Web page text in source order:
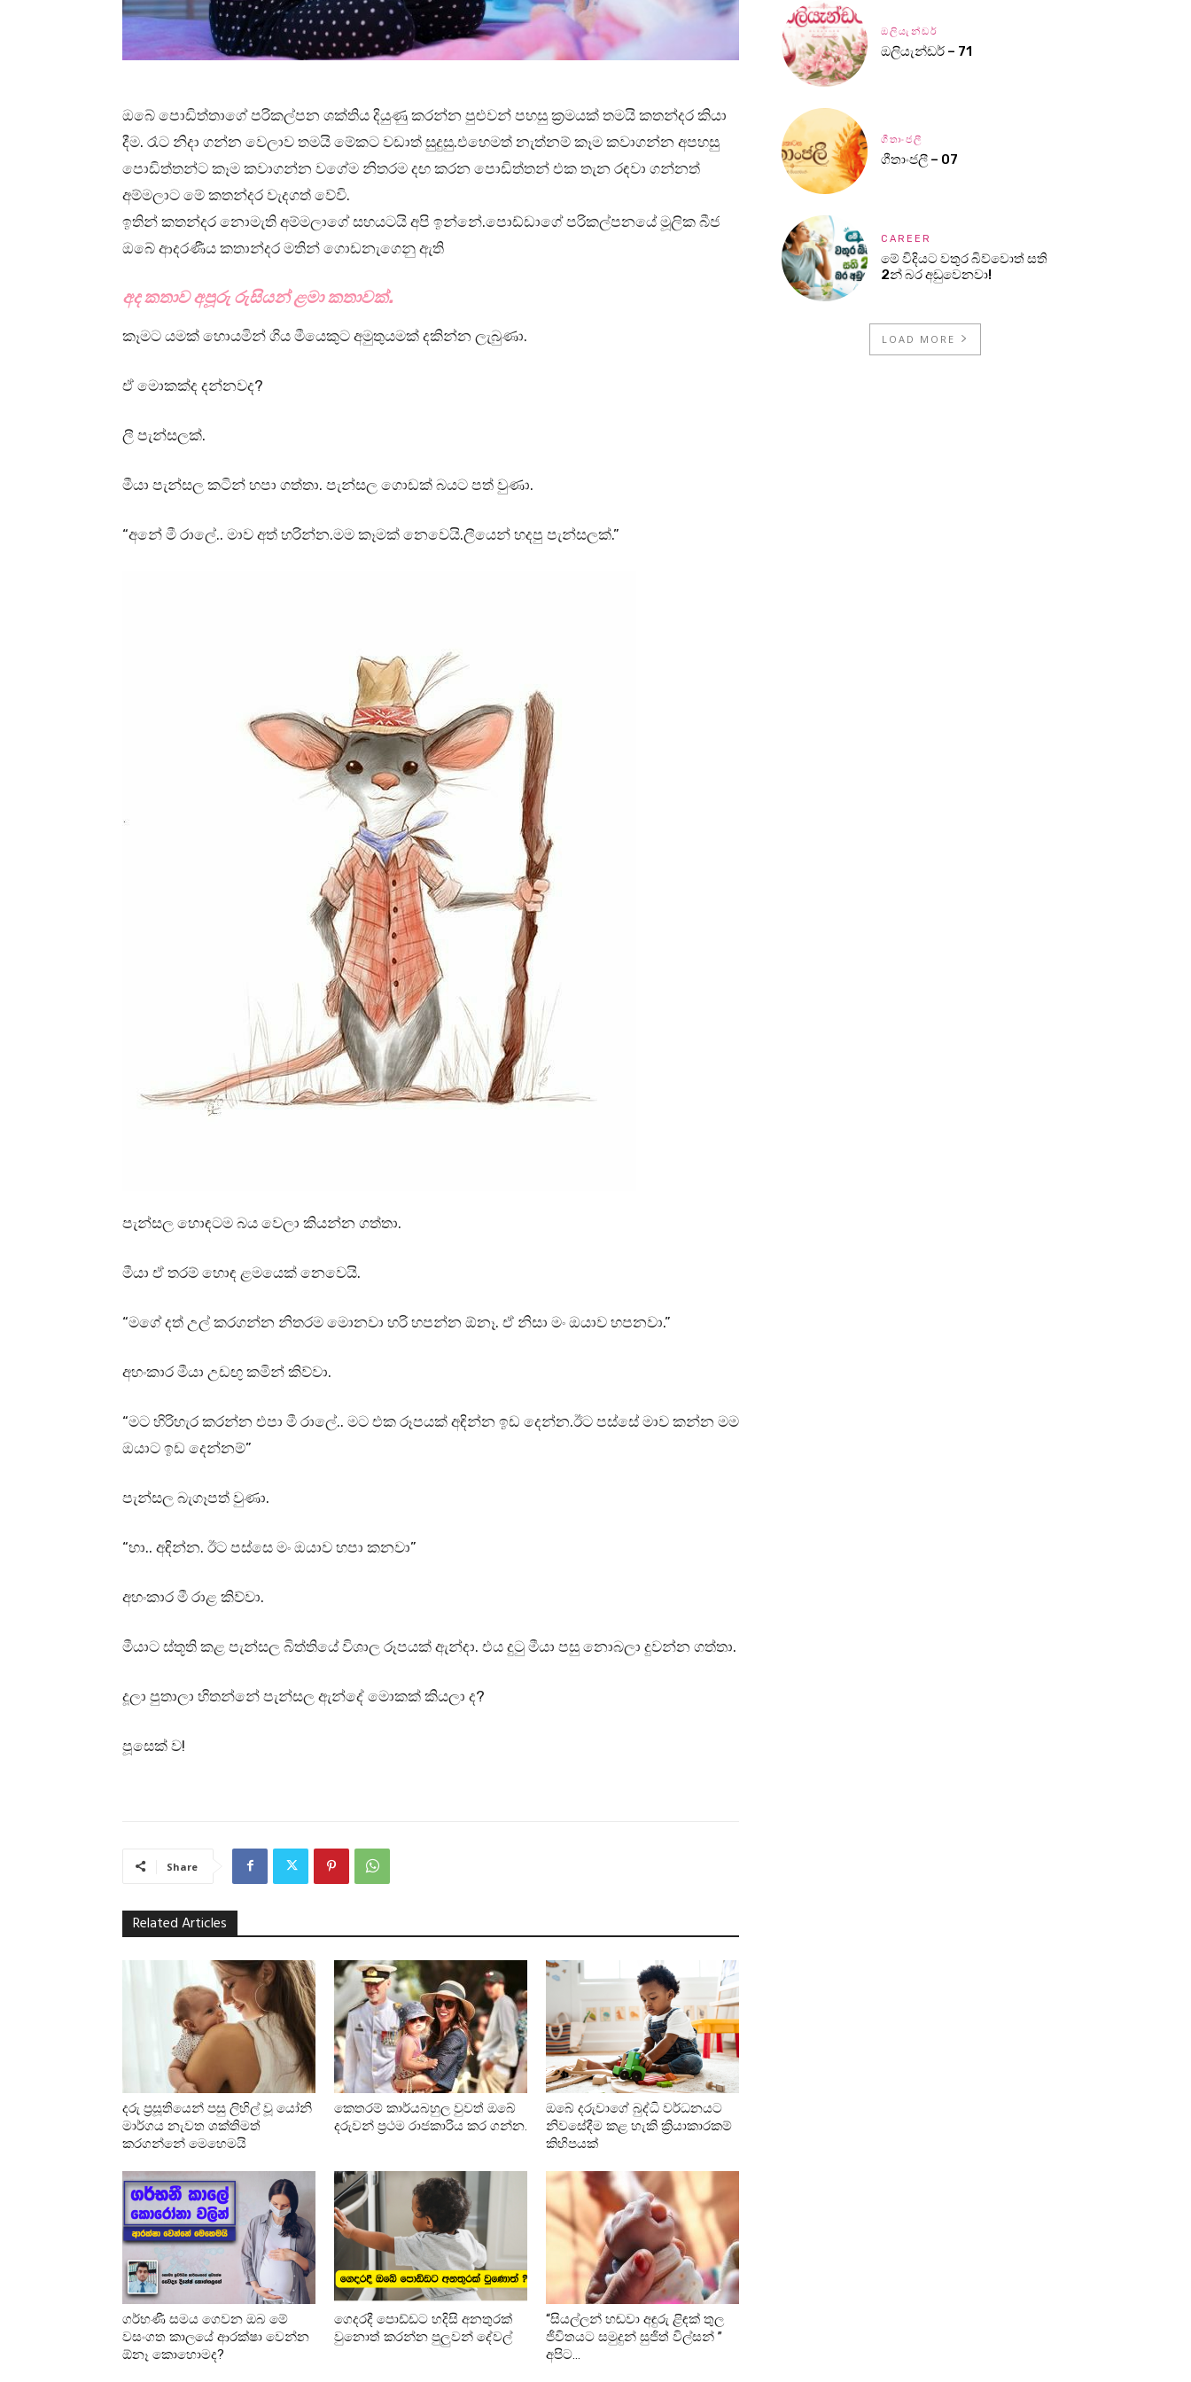
ඔබේ පොඩිත්තාගේ පරිකල්පන ශක්තිය දියුණු කරන්න පුළුවන් පහසු ක්‍රමයක් තමයි කතන්දර කියා
දීම. රෑට නිදා ගන්න වෙලාව තමයි මේකට වඩාත් සුදුසු.එහෙමත් නැත්නම් කෑම කවාගන්න අපහසු
පොඩිත්තන්ට කෑම කවාගන්න වගේම නිතරම දඟ කරන පොඩිත්තන් එක තැන රඳවා ගන්නත්
අම්මලාට මේ කතන්දර වැදගත් වේවි.
ඉතින් කතන්දර නොමැති අම්මලාගේ සහයටයි අපි ඉන්නේ.පොඩ්ඩාගේ පරිකල්පනයේ මූලික බීජ
ඔබේ ආදරණීය කතාන්දර මතින් ගොඩනැගෙනු ඇති
අද කතාව අපූරු රුසියන් ළමා කතාවක්.
කෑමට යමක් හොයමින් ගිය මීයෙකුට අමුතුයමක් දකින්න ලැබුණා.
ඒ මොකක්ද දන්නවද?
ලී පැන්සලක්.
මීයා පැන්සල කටින් හපා ගත්තා. පැන්සල ගොඩක් බයට පත් වුණා.
“අනේ මී රාලේ.. මාව අත් හරින්න.මම කෑමක් නෙවෙයි.ලීයෙන් හදපු පැන්සලක්.”
පැන්සල හොඳටම බය වෙලා කියන්න ගත්තා.
මීයා ඒ තරම් හොඳ ළමයෙක් නෙවෙයි.
“මගේ දත් උල් කරගන්න නිතරම මොනවා හරි හපන්න ඕනෑ. ඒ නිසා මං ඔයාව හපනවා.”
අහංකාර මීයා උඩඟු කමින් කිව්වා.
“මට හිරිහැර කරන්න එපා මී රාලේ.. මට එක රූපයක් අඳින්න ඉඩ දෙන්න.ඊට පස්සේ මාව කන්න මම
ඔයාට ඉඩ දෙන්නම්”
පැන්සල බැගෑපත් වුණා.
“හා.. අඳින්න. ඊට පස්සෙ මං ඔයාව හපා කනවා”
අහංකාර මී රාළ කිව්වා.
මීයාට ස්තූති කළ පැන්සල බිත්තියේ විශාල රූපයක් ඇන්දා. එය දුටු මීයා පසු නොබලා දුවන්න ගත්තා.
දූලා පුතාලා හිතන්නේ පැන්සල ඇන්දේ මොකක් කියලා ද?
පූසෙක් ව!
Share
Related Articles
දරු ප්‍රසූතියෙන් පසු ලිහිල් වූ යෝනි
මාර්ගය නැවත ශක්තිමත්
කරගන්නේ මෙහෙමයි
කෙතරම් කාර්යබහුල වුවත් ඔබේ
දරුවන් ප්‍රථම රාජකාරිය කර ගන්න.
ඔබේ දරුවාගේ බුද්ධි වර්ධනයට
නිවසේදීම කළ හැකි ක්‍රියාකාරකම්
කිහිපයක්
ගර්භණී සමය ගෙවන ඔබ මේ
වසංගත කාලයේ ආරක්ෂා වෙන්න
ඕනෑ කොහොමද?
ගෙදරදී පොඩ්ඩට හදිසි අනතුරක්
වුනොත් කරන්න පුලුවන් දේවල්
“සියල්ලන් හඬවා අඳුරු ළිඳක් තුල
ජීවිතයට සමුදුන් සුජිත් විල්සන් ”
අපිට...
ඔලියැන්ඩර්
ඔලියැන්ඩර් – 71
ගීතාංජලී
ගීතාංජලී – 07
CAREER
මේ විදියට වතුර බිව්වොත් සති
2න් බර අඩුවෙනවා!
LOAD MORE